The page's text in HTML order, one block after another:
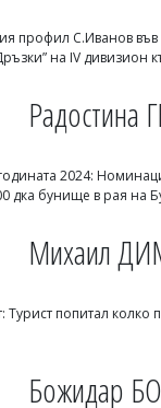
профил С.Иванов
на IV дивизион
Радостина
2024:
дка бунище в рая на
Михаил
попитал колко
Божидар